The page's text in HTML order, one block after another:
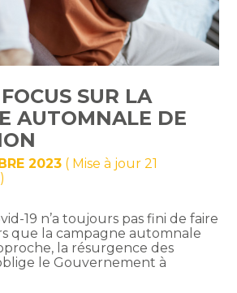
SUR LA
AUTOMNALE DE
2023 ( Mise à jour 21
19 n’a toujours pas fini de faire
que la campagne automnale
la résurgence des
le Gouvernement à